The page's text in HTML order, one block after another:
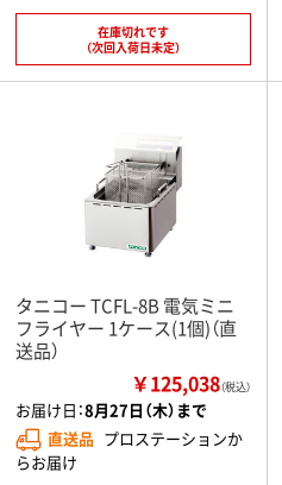
在庫切れです
（次回入荷日未定）
タニコー TCFL-8B 電気ミニ
フライヤー 1ケース(1個)（直
送品）
￥125,038（税込）
お届け日：8月27日（木）まで
直送品 プロステーションか
らお届け